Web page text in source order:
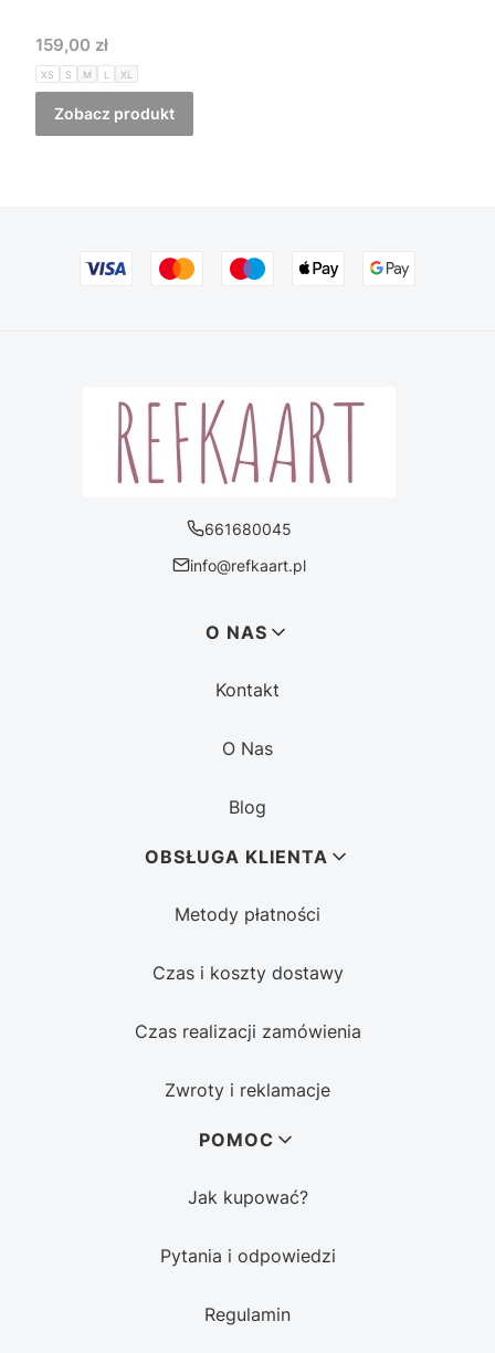
Cena
159,00 zł
XS S M L XL
Zobacz produkt
661680045
info@refkaart.pl
O NAS
Kontakt
O Nas
Blog
OBSŁUGA KLIENTA
Metody płatności
Czas i koszty dostawy
Czas realizacji zamówienia
Zwroty i reklamacje
POMOC
Jak kupować?
Pytania i odpowiedzi
Regulamin